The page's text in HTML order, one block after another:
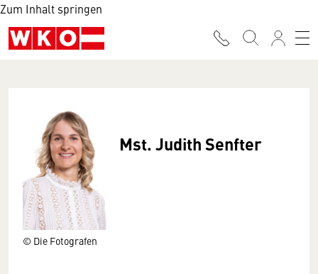
Zum Inhalt springen
© Die Fotografen
Mst. Judith Senfter